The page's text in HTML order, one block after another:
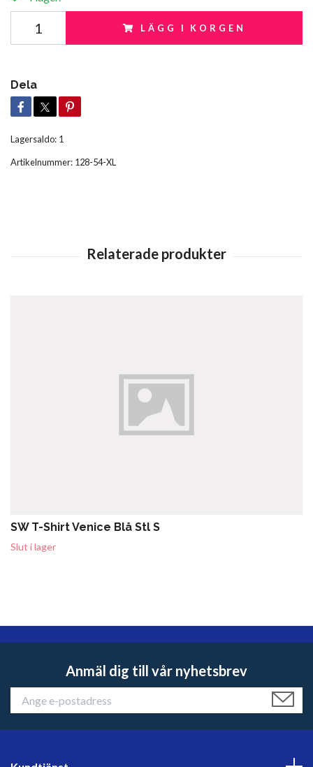
LÄGG I KORGEN
Dela
Lagersaldo: 1
Artikelnummer: 128-54-XL
SW T-Shirt Venice Blå Stl S
Slut i lager
Anmäl dig till vår nyhetsbrev